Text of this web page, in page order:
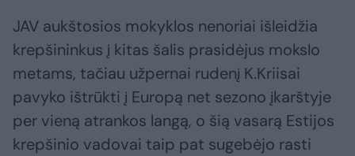
JAV aukštosios mokyklos nenoriai išleidžia
krepšininkus į kitas šalis prasidėjus mokslo
metams, tačiau užpernai rudenį K.Kriisai
pavyko ištrūkti į Europą net sezono įkarštyje
per vieną atrankos langą, o šią vasarą Estijos
krepšinio vadovai taip pat sugebėjo rasti